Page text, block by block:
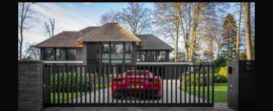
Bekijk
grotere
afbeelding